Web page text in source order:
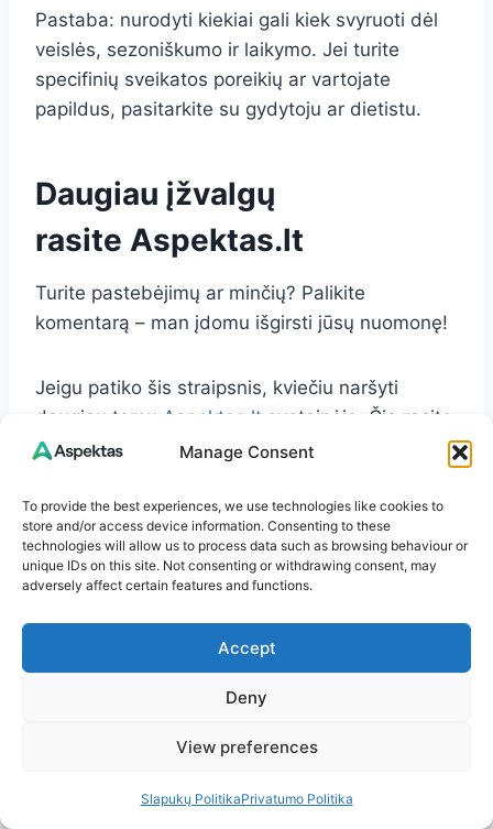
Manage Consent
To provide the best experiences, we use technologies like cookies to
store and/or access device information. Consenting to these
technologies will allow us to process data such as browsing behaviour or
unique IDs on this site. Not consenting or withdrawing consent, may
adversely affect certain features and functions.
Accept
Deny
View preferences
Slapukų PolitikaPrivatumo Politika
Pastaba: nurodyti kiekiai gali kiek svyruoti dėl
veislės, sezoniškumo ir laikymo. Jei turite
specifinių sveikatos poreikių ar vartojate
papildus, pasitarkite su gydytoju ar dietistu.
Daugiau įžvalgų
rasite Aspektas.lt
Turite pastebėjimų ar minčių? Palikite
komentarą – man įdomu išgirsti jūsų nuomonę!
Jeigu patiko šis straipsnis, kviečiu naršyti
daugiau temų Aspektas.lt svetainėje. Čia rasite
straipsnių apie sveikatą, patarimus kasdienai,
Ačiū, kad skaitote. Linkiu jums šviesios ir
įkvepiančios dienos!
Post
#Sveikata ir imunitetas #Vitamino C šaltiniai